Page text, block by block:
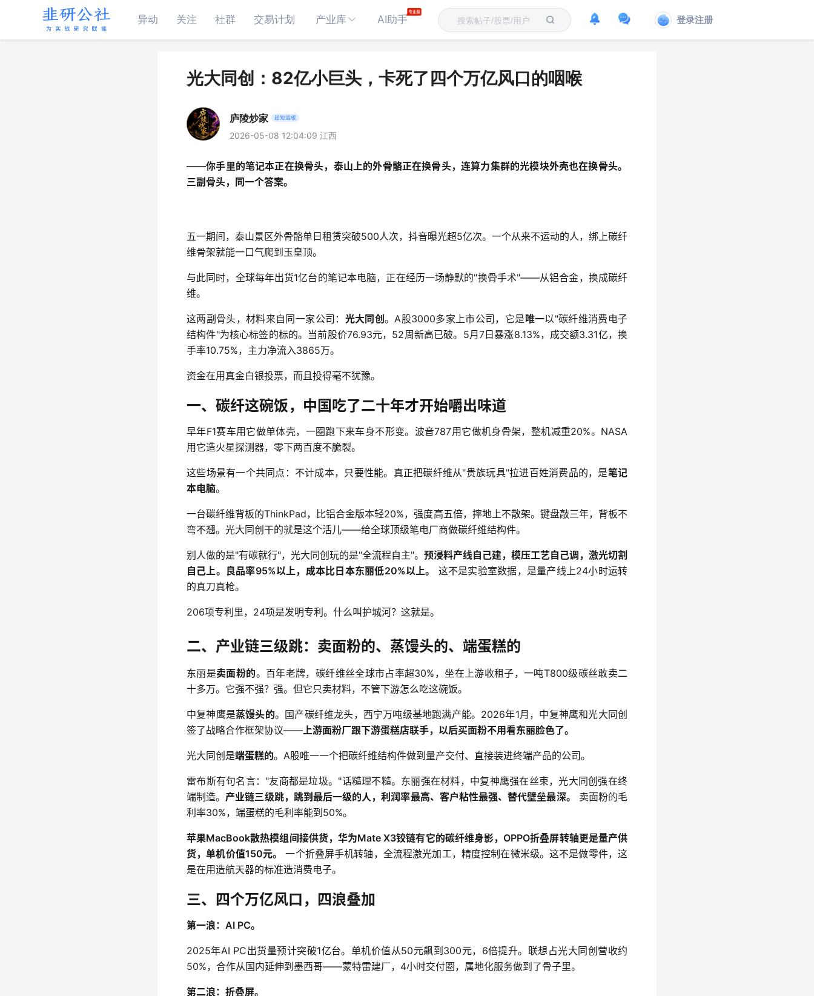
异动 关注 社群 交易计划 产业库 AI助手 登录注册
光大同创：82亿小巨头，卡死了四个万亿风口的咽喉
庐陵炒家 超短追板
2026-05-08 12:04:09 江西
——你手里的笔记本正在换骨头，泰山上的外骨骼正在换骨头，连算力集群的光模块外壳也在换骨头。
三副骨头，同一个答案。
五一期间，泰山景区外骨骼单日租赁突破500人次，抖音曝光超5亿次。一个从来不运动的人，绑上碳纤
维骨架就能一口气爬到玉皇顶。
与此同时，全球每年出货1亿台的笔记本电脑，正在经历一场静默的"换骨手术"——从铝合金，换成碳纤
维。
这两副骨头，材料来自同一家公司： 光大同创 。A股3000多家上市公司，它是唯一以"碳纤维消费电子
结构件"为核心标签的标的。当前股价76.93元，52周新高已破。5月7日暴涨8.13%，成交额3.31亿，换
手率10.75%，主力净流入3865万。
资金在用真金白银投票，而且投得毫不犹豫。
一、碳纤这碗饭，中国吃了二十年才开始嚼出味道
早年F1赛车用它做单体壳，一圈跑下来车身不形变。波音787用它做机身骨架，整机减重20%。NASA
用它造火星探测器，零下两百度不脆裂。
这些场景有一个共同点：不计成本，只要性能。真正把碳纤维从"贵族玩具"拉进百姓消费品的，是笔记
本电脑。
一台碳纤维背板的ThinkPad，比铝合金版本轻20%，强度高五倍，摔地上不散架。键盘敲三年，背板不
弯不翘。光大同创干的就是这个活儿——给全球顶级笔电厂商做碳纤维结构件。
别人做的是"有碳就行"，光大同创玩的是"全流程自主"。 预浸料产线自己建，模压工艺自己调，激光切割
自己上。良品率95%以上，成本比日本东丽低20%以上。
这不是实验室数据，是量产线上24小时运转
的真刀真枪。
206项专利里，24项是发明专利。什么叫护城河？这就是。
二、产业链三级跳：卖面粉的、蒸馒头的、端蛋糕的
东丽是卖面粉的。百年老牌，碳纤维丝全球市占率超30%，坐在上游收租子，一吨T800级碳丝敢卖二
十多万。它强不强？强。但它只卖材料，不管下游怎么吃这碗饭。
中复神鹰是蒸馒头的。国产碳纤维龙头，西宁万吨级基地跑满产能。2026年1月，中复神鹰和光大同创
签了战略合作框架协议——上游面粉厂跟下游蛋糕店联手，以后买面粉不用看东丽脸色了。
光大同创是端蛋糕的。A股唯一一个把碳纤维结构件做到量产交付、直接装进终端产品的公司。
雷布斯有句名言："友商都是垃圾。"话糙理不糙。东丽强在材料，中复神鹰强在丝束，光大同创强在终
端制造。 产业链三级跳，跳到最后一级的人，利润率最高、客户粘性最强、替代壁垒最深。
卖面粉的毛
利率30%，端蛋糕的毛利率能到50%。
苹果MacBook散热模组间接供货，华为Mate X3铰链有它的碳纤维身影，OPPO折叠屏转轴更是量产供
货，单机价值150元。
一个折叠屏手机转轴，全流程激光加工，精度控制在微米级。这不是做零件，这
是在用造航天器的标准造消费电子。
三、四个万亿风口，四浪叠加
第一浪：AI PC。
2025年AI PC出货量预计突破1亿台。单机价值从50元飙到300元，6倍提升。联想占光大同创营收约
50%，合作从国内延伸到墨西哥——蒙特雷建厂，4小时交付圈，属地化服务做到了骨子里。
第二浪：折叠屏。